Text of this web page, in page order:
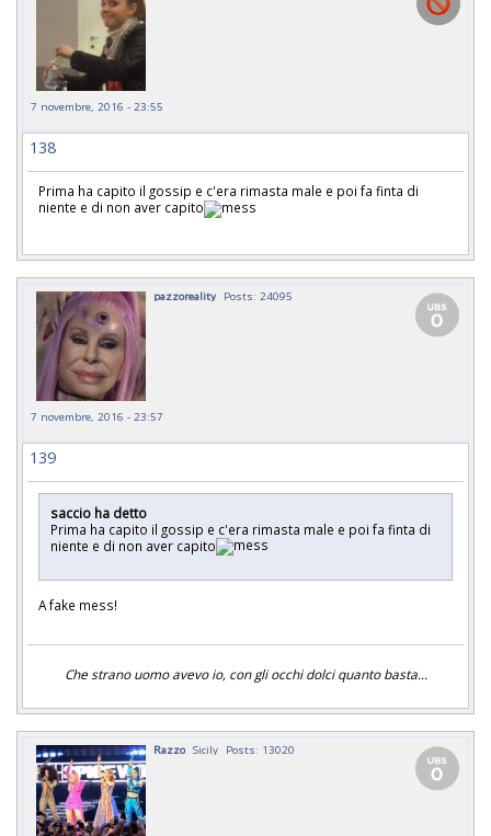
7 novembre, 2016 - 23:55
138
Prima ha capito il gossip e c'era rimasta male e poi fa finta di
niente e di non aver capito
pazzoreality Posts: 24095
7 novembre, 2016 - 23:57
139
saccio ha detto
Prima ha capito il gossip e c'era rimasta male e poi fa finta di
niente e di non aver capito
A fake mess!
Che strano uomo avevo io, con gli occhi dolci quanto basta...
Razzo Sicily Posts: 13020